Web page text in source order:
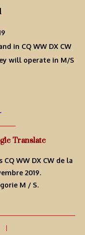
in CQ WW DX CW
will operate in M/S
Translate
WW DX CW de la
2019.
M / S.